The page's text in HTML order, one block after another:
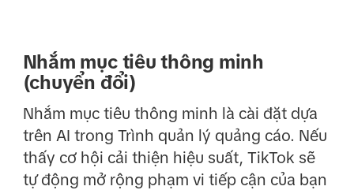
Nhắm mục tiêu thông minh
(chuyển đổi)
Nhắm mục tiêu thông minh là cài đặt dựa
trên AI trong Trình quản lý quảng cáo. Nếu
thấy cơ hội cải thiện hiệu suất, TikTok sẽ
tự động mở rộng phạm vi tiếp cận của bạn